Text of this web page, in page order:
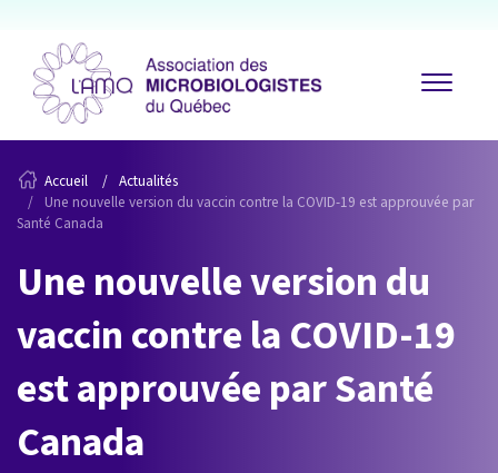
Accueil
Actualités
Une nouvelle version du vaccin contre la COVID-19 est approuvée par
Santé Canada
Une nouvelle version du
vaccin contre la COVID-19
est approuvée par Santé
Canada